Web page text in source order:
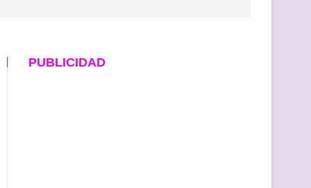
PUBLICIDAD